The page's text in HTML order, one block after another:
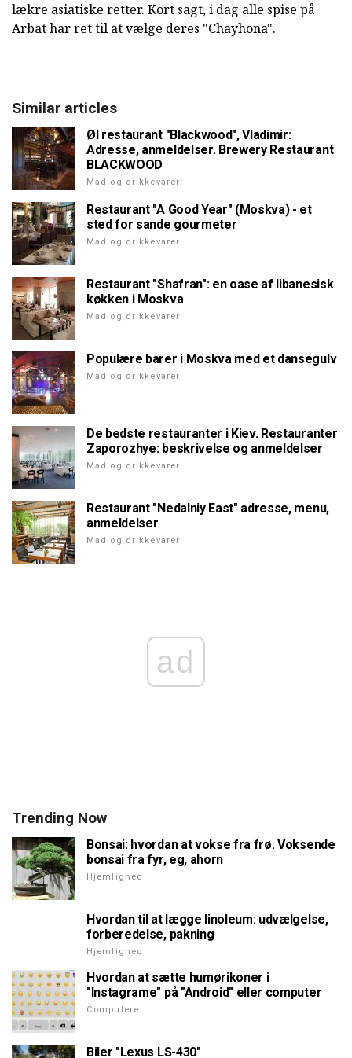
lækre asiatiske retter. Kort sagt, i dag alle spise på
Arbat har ret til at vælge deres "Chayhona".
Similar articles
Øl restaurant "Blackwood", Vladimir:
Adresse, anmeldelser. Brewery Restaurant
BLACKWOOD
Mad og drikkevarer
Restaurant "A Good Year" (Moskva) - et
sted for sande gourmeter
Mad og drikkevarer
Restaurant "Shafran": en oase af libanesisk
køkken i Moskva
Mad og drikkevarer
Populære barer i Moskva med et dansegulv
Mad og drikkevarer
De bedste restauranter i Kiev. Restauranter
Zaporozhye: beskrivelse og anmeldelser
Mad og drikkevarer
Restaurant "Nedalniy East" adresse, menu,
anmeldelser
Mad og drikkevarer
ad
Trending Now
Bonsai: hvordan at vokse fra frø. Voksende
bonsai fra fyr, eg, ahorn
Hjemlighed
Hvordan til at lægge linoleum: udvælgelse,
forberedelse, pakning
Hjemlighed
Hvordan at sætte humørikoner i
"Instagrame" på "Android" eller computer
Computere
Biler "Lexus LS-430"